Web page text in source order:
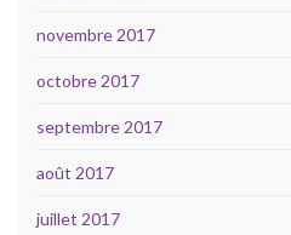
novembre 2017
octobre 2017
septembre 2017
août 2017
juillet 2017